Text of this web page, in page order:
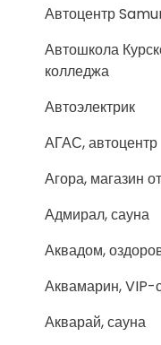
Автоцентр
Автошкола
колледжа
Автоэлектрик
АГАС, автоцентр
Агора, магазин
Адмирал, сауна
Аквадом,
Аквамарин, VIP-
Акварай, сауна